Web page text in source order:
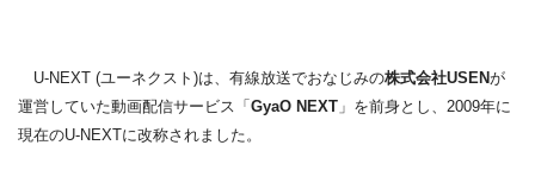
U-NEXT (ユーネクスト)は、有線放送でおなじみの株式会社USENが
運営していた動画配信サービス「 GyaO NEXT 」を前身とし、2009年に
現在のU-NEXTに改称されました。